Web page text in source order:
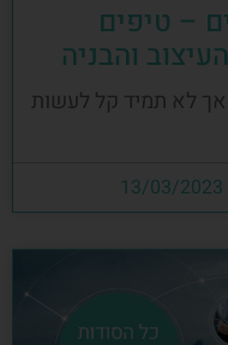
– טיפים
והבניה
אך לא תמיד קל לעשות